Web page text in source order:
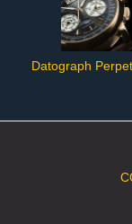
Datograph